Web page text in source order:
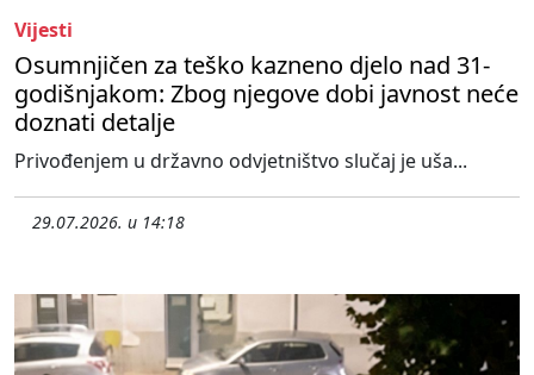
Vijesti
Osumnjičen za teško kazneno djelo nad 31-
godišnjakom: Zbog njegove dobi javnost neće
doznati detalje
Privođenjem u državno odvjetništvo slučaj je uša...
29.07.2026. u 14:18